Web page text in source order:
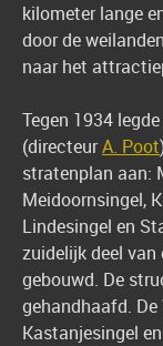
kilometer lange
door de
naar het
Tegen 1934
(directeurA. Poot
stratenplan aan:
Meidoornsingel,
Lindesingel en
zuidelijk deel van
gebouwd. De
gehandhaafd.
Kastanjesingel